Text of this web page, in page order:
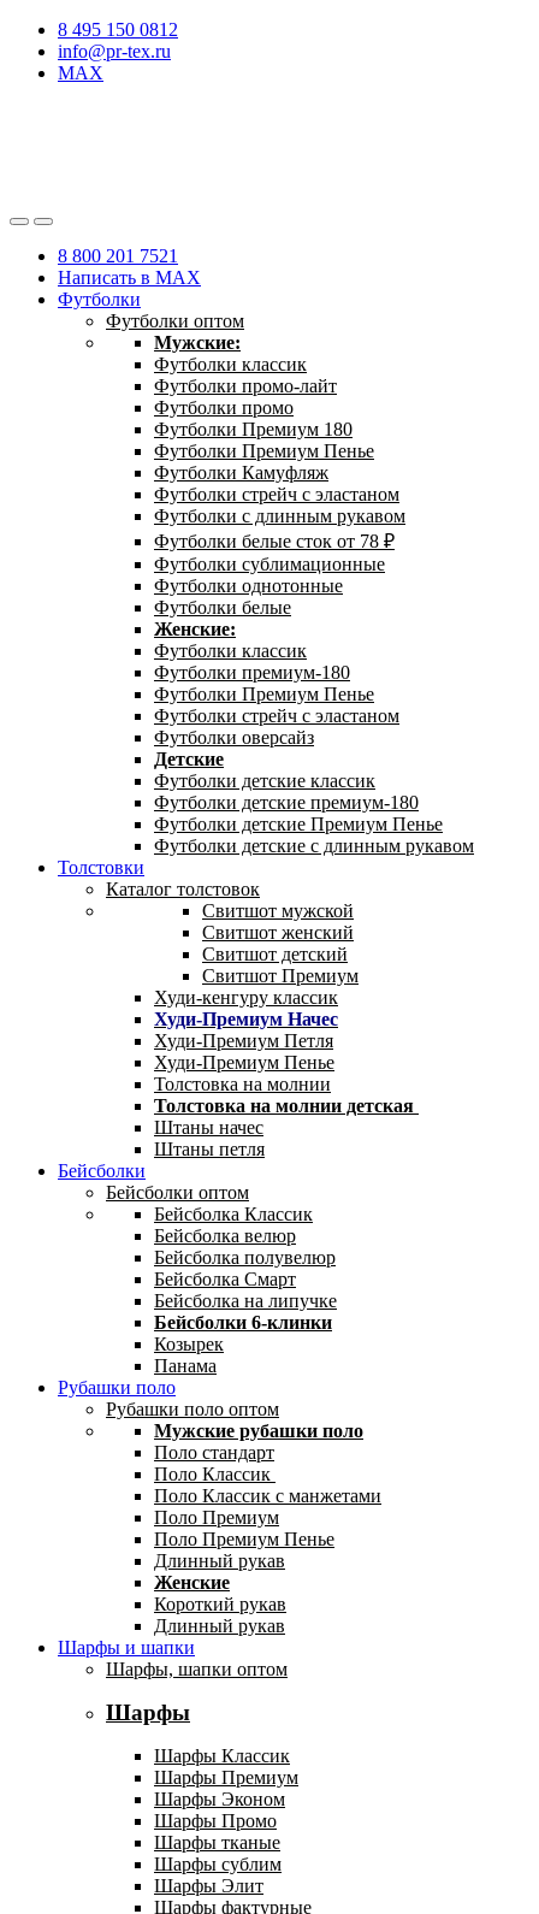
8 495 150 0812
info@pr-tex.ru
MAX
8 800 201 7521
Написать в MAX
Футболки
Футболки оптом
Мужские:
Футболки классик
Футболки промо-лайт
Футболки промо
Футболки Премиум 180
Футболки Премиум Пенье
Футболки Камуфляж
Футболки стрейч с эластаном
Футболки с длинным рукавом
Футболки белые сток от 78 ₽
Футболки сублимационные
Футболки однотонные
Футболки белые
Женские:
Футболки классик
Футболки премиум-180
Футболки Премиум Пенье
Футболки стрейч с эластаном
Футболки оверсайз
Детские
Футболки детские классик
Футболки детские премиум-180
Футболки детские Премиум Пенье
Футболки детские с длинным рукавом
Толстовки
Каталог толстовок
Свитшот мужской
Свитшот женский
Свитшот детский
Свитшот Премиум
Худи-кенгуру классик
Худи-Премиум Начес
Худи-Премиум Петля
Худи-Премиум Пенье
Толстовка на молнии
Толстовка на молнии детская
Штаны начес
Штаны петля
Бейсболки
Бейсболки оптом
Бейсболка Классик
Бейсболка велюр
Бейсболка полувелюр
Бейсболка Смарт
Бейсболка на липучке
Бейсболки 6-клинки
Козырек
Панама
Рубашки поло
Рубашки поло оптом
Мужские рубашки поло
Поло стандарт
Поло Классик
Поло Классик с манжетами
Поло Премиум
Поло Премиум Пенье
Длинный рукав
Женские
Короткий рукав
Длинный рукав
Шарфы и шапки
Шарфы, шапки оптом
Шарфы
Шарфы Классик
Шарфы Премиум
Шарфы Эконом
Шарфы Промо
Шарфы тканые
Шарфы сублим
Шарфы Элит
Шарфы фактурные